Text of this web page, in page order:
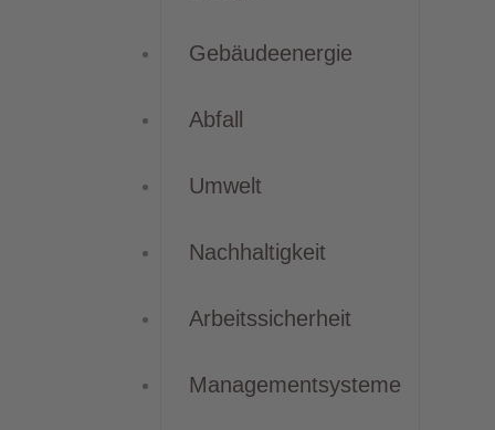
Gebäudeenergie
Abfall
Umwelt
Nachhaltigkeit
Arbeitssicherheit
Managementsysteme